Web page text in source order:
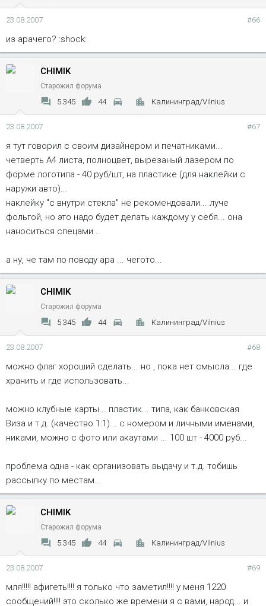
23.08.2007 #66
из арачего? :shock:
CHIMIK
Старожил форума
5 345 44 Калининград/Vilnius
23.08.2007 #67
я тут говорил с своим дизайнером и печатниками...
четверть А4 листа, полноцвет, вырезаный лазером по
форме логотипа - 40 руб/шт, на пластике (для наклейки с
наружи авто)...
наклейку "с внутри стекла" не рекомендовали... луче
фольгой, но это надо будет делать каждому у себя... она
наноситься спецами...
а ну, че там по поводу ара ... чегото...
CHIMIK
Старожил форума
5 345 44 Калининград/Vilnius
23.08.2007 #68
можно флаг хороший сделать... но , пока нет смысла... где
хранить и где использовать...
можно клубные карты... пластик... типа, как банковская
Виза и т.д. (качество 1:1)... с номером и личными именами,
никами, можно с фото или акаутами ... 100 шт - 4000 руб...
проблема одна - как организовать выдачу и т.д. тобишь
рассылку по местам...
CHIMIK
Старожил форума
5 345 44 Калининград/Vilnius
23.08.2007 #69
мля!!!!! афигеть!!!! я только что заметил!!!! у меня 1220
сообщений!!!! это сколько же времени я с вами, народ... и